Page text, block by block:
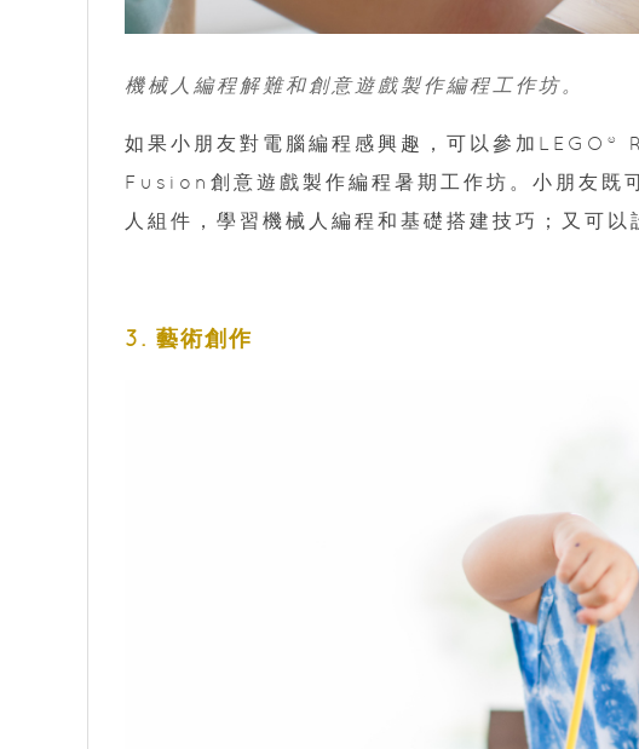
機械人編程解難和創意遊戲製作編程工作坊。
如果小朋友對電腦編程感興趣，可以參加
Fusion創意遊戲製作編程暑期工作坊。小朋友
人組件，學習機械人編程和基礎搭建技巧；又可
3. 藝術創作